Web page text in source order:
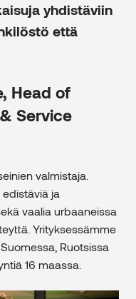
yhdistäviin
että
Head of
Service
valmistaja.
ja
vaalia urbaaneissa
Yrityksessämme
Ruotsissa
16 maassa.